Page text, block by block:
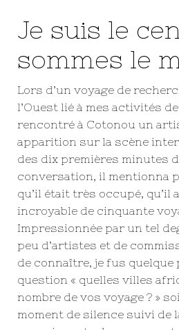
Je suis le
sommes le
Lors d’un voyage de
l’Ouest lié à mes activités
rencontré à Cotonou un
apparition sur la scène
des dix premières minutes
conversation, il mentionna
qu’il était très occupé, qu’il
incroyable de cinquante
Impressionnée par un tel
peu d’artistes et de
de connaître, je fus quelque
question « quelles villes
nombre de vos voyage ? »
moment de silence suivi de